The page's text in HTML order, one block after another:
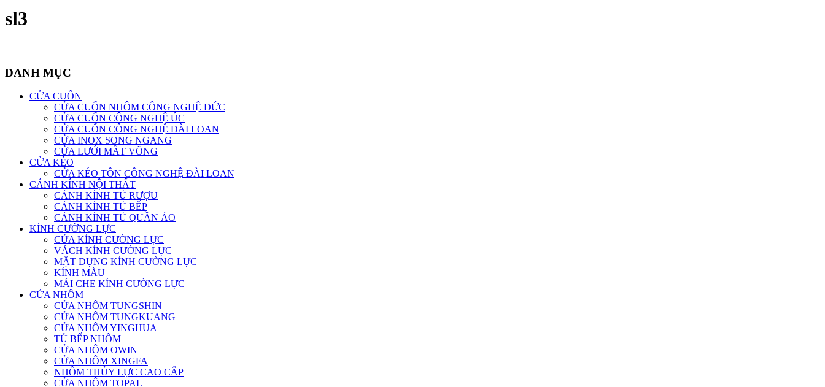
sl3
DANH MỤC
CỬA CUỐN
CỬA CUỐN NHÔM CÔNG NGHỆ ĐỨC
CỬA CUỐN CÔNG NGHỆ ÚC
CỬA CUỐN CÔNG NGHỆ ĐÀI LOAN
CỬA INOX SONG NGANG
CỬA LƯỚI MẮT VÕNG
CỬA KÉO
CỬA KÉO TÔN CÔNG NGHỆ ĐÀI LOAN
CÁNH KÍNH NỘI THẤT
CÁNH KÍNH TỦ RƯỢU
CÁNH KÍNH TỦ BẾP
CÁNH KÍNH TỦ QUẦN ÁO
KÍNH CƯỜNG LỰC
CỬA KÍNH CƯỜNG LỰC
VÁCH KÍNH CƯỜNG LỰC
MẶT DỰNG KÍNH CƯỜNG LỰC
KÍNH MÀU
MÁI CHE KÍNH CƯỜNG LỰC
CỬA NHÔM
CỬA NHÔM TUNGSHIN
CỬA NHÔM TUNGKUANG
CỬA NHÔM YINGHUA
TỦ BẾP NHÔM
CỬA NHÔM OWIN
CỬA NHÔM XINGFA
NHÔM THỦY LỰC CAO CẤP
CỬA NHÔM TOPAL